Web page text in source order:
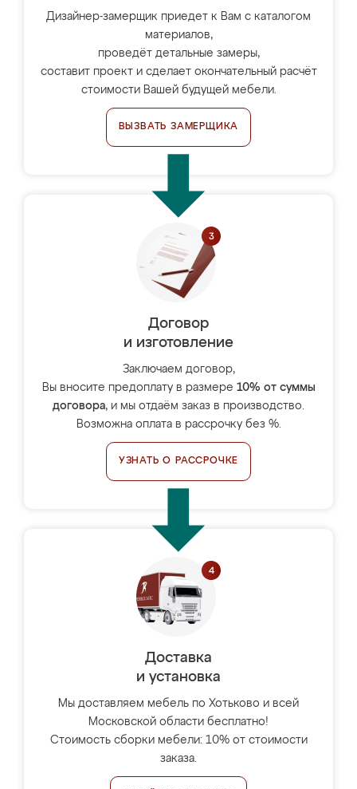
Дизайнер-замерщик приедет к Вам с каталогом
материалов,
проведёт детальные замеры,
составит проект и сделает окончательный расчёт
стоимости Вашей будущей мебели.
ВЫЗВАТЬ ЗАМЕРЩИКА
Договор
и изготовление
Заключаем договор,
Вы вносите предоплату в размере 10% от суммы
договора, и мы отдаём заказ в производство.
Возможна оплата в рассрочку без %.
УЗНАТЬ О РАССРОЧКЕ
Доставка
и установка
Мы доставляем мебель по Хотьково и всей
Московской области бесплатно!
Стоимость сборки мебели: 10% от стоимости
заказа.